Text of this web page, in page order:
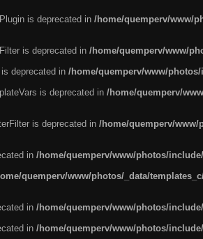
is deprecated in /home/quemperv/www/
is deprecated in /home/quemperv/www/
deprecated in /home/quemperv/www/
is deprecated in /home/quemperv/
is deprecated in /home/quemperv/
in /home/quemperv/www/photos/
quemperv/www/photos/_data/
in /home/quemperv/www/photos/
in /home/quemperv/www/photos/